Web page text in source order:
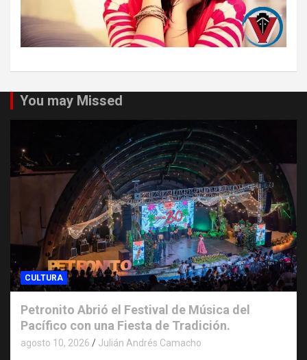
You may Missed
CULTURA
Petronito Abrió el Festival de Música del
Pacífico con una Fiesta de Tradición.
agosto 10, 2026 Julián Andrés Camacho